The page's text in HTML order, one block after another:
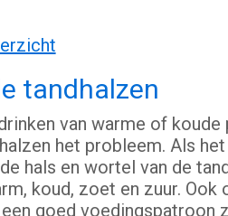
tandhalzen
van warme of
het probleem. Als
hals en wortel van de
koud, zoet en zuur.
goed voedingspatroon